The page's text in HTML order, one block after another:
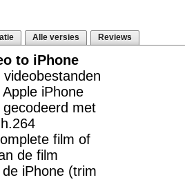
Alle versies Reviews
to iPhone
videobestanden
iPhone
met
film of
de film
iPhone (trim